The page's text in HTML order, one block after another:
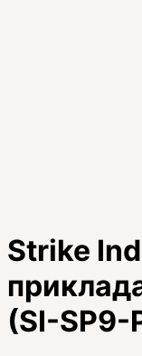
Strike
(SI-SP9-